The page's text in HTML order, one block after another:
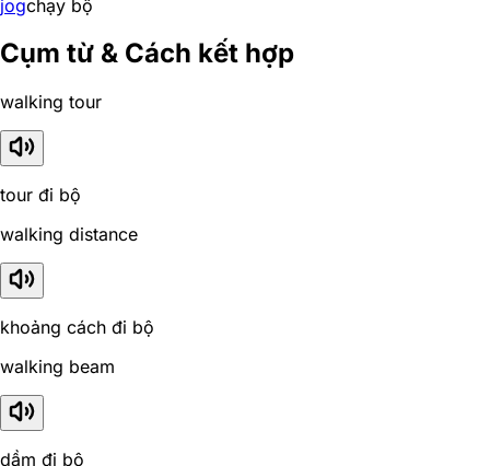
jogchạy bộ
Cụm từ & Cách kết hợp
walking tour
tour đi bộ
walking distance
khoảng cách đi bộ
walking beam
dầm đi bộ